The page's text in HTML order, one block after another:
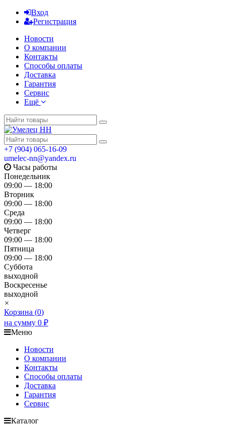
Вход
Регистрация
Новости
О компании
Контакты
Способы оплаты
Доставка
Гарантия
Сервис
Ещё
+7 (904) 065-16-09
umelec-nn@yandex.ru
Часы работы
Понедельник
09:00 — 18:00
Вторник
09:00 — 18:00
Среда
09:00 — 18:00
Четверг
09:00 — 18:00
Пятница
09:00 — 18:00
Суббота
выходной
Воскресенье
выходной
×
Корзина (0)
на сумму 0 ₽
Меню
Новости
О компании
Контакты
Способы оплаты
Доставка
Гарантия
Сервис
Каталог